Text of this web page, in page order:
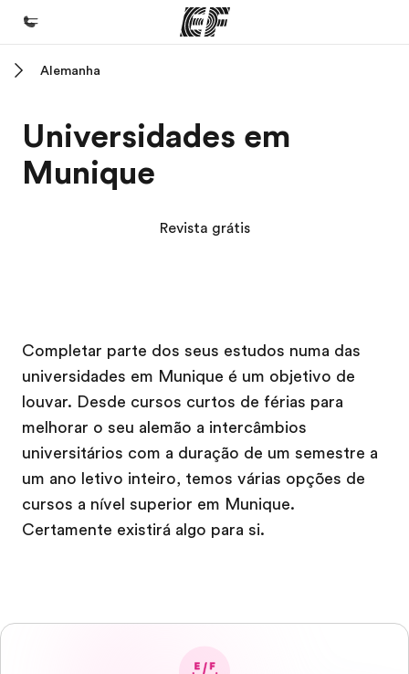
Programas
Saiba tudo que oferecemos
Carreiras
Junte-se a nós
Alemanha
Universidades em
Munique
Revista grátis
Completar parte dos seus estudos numa das
universidades em Munique é um objetivo de
louvar. Desde cursos curtos de férias para
melhorar o seu alemão a intercâmbios
universitários com a duração de um semestre a
um ano letivo inteiro, temos várias opções de
cursos a nível superior em Munique.
Certamente existirá algo para si.